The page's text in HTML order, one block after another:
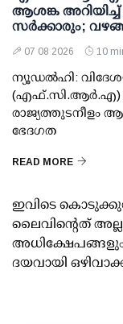
ആശങ്ക
സര്‍ക്കാരും;
07 08 2026 10
ന്യൂഡല്‍ഹി:
(എഫ്.സി.ആര്‍.എ)
രാജ്യത്തുടനീളം
ഭേദഗത
READ MORE
ഇവിടെ
ലൈവിന്റെത്
ദയവായി